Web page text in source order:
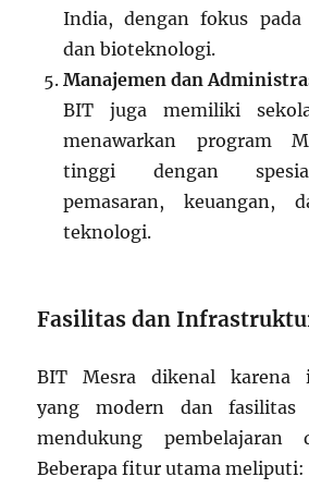
India, dengan fokus
dan bioteknologi.
Manajemen dan
BIT juga memiliki
menawarkan program
tinggi dengan
pemasaran, keuangan,
teknologi.
Fasilitas dan
BIT Mesra dikenal karena
yang modern dan fasilitas
mendukung pembelajaran
Beberapa fitur utama meliputi: